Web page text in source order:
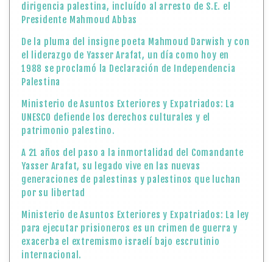
dirigencia palestina, incluído al arresto de S.E. el
Presidente Mahmoud Abbas
De la pluma del insigne poeta Mahmoud Darwish y con
el liderazgo de Yasser Arafat, un día como hoy en
1988 se proclamó la Declaración de Independencia
Palestina
Ministerio de Asuntos Exteriores y Expatriados: La
UNESCO defiende los derechos culturales y el
patrimonio palestino.
A 21 años del paso a la inmortalidad del Comandante
Yasser Arafat, su legado vive en las nuevas
generaciones de palestinas y palestinos que luchan
por su libertad
Ministerio de Asuntos Exteriores y Expatriados: La ley
para ejecutar prisioneros es un crimen de guerra y
exacerba el extremismo israelí bajo escrutinio
internacional.